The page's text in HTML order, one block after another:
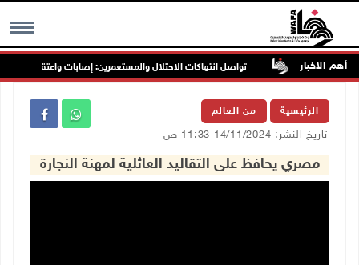
MENU أهم الاخبار تواصل انتهاكات الاحتلال والمستعمرين: إصابات واعتقالات
الرئيسية من العالم
تاريخ النشر: 14/11/2024 11:33 ص
مصري يحافظ على التقاليد العائلية لمهنة النجارة